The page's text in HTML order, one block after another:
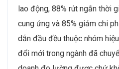
lao động, 88% rút ngắn thời
cung ứng và 85% giảm chi
dẫn đầu đều thuộc nhóm
đổi mới trong ngành đã